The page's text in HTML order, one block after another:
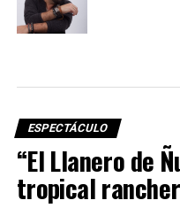
ESPECTÁCULO
“El Llanero de
tropical